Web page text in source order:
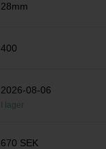
28mm
400
2026-08-06
I lager
670 SEK